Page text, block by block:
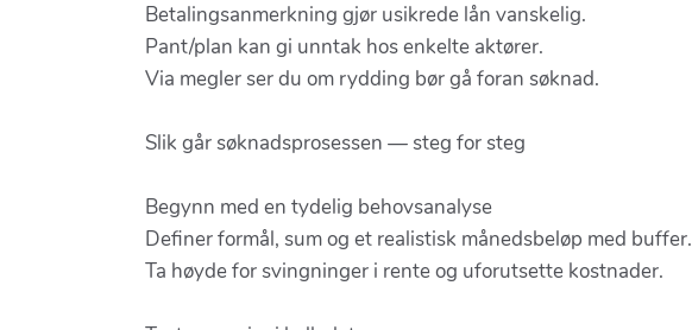
Betalingsanmerkning gjør usikrede lån vanskelig.
Pant/plan kan gi unntak hos enkelte aktører.
Via megler ser du om rydding bør gå foran søknad.
Slik går søknadsprosessen — steg for steg
Begynn med en tydelig behovsanalyse
Definer formål, sum og et realistisk månedsbeløp med buffer.
Ta høyde for svingninger i rente og uforutsette kostnader.